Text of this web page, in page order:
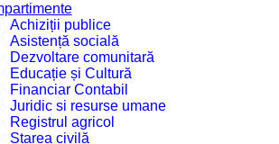
Achiziții publice
Asistență socială
Dezvoltare comunitară
Educație și Cultură
Financiar Contabil
Juridic si resurse umane
Registrul agricol
Starea civilă